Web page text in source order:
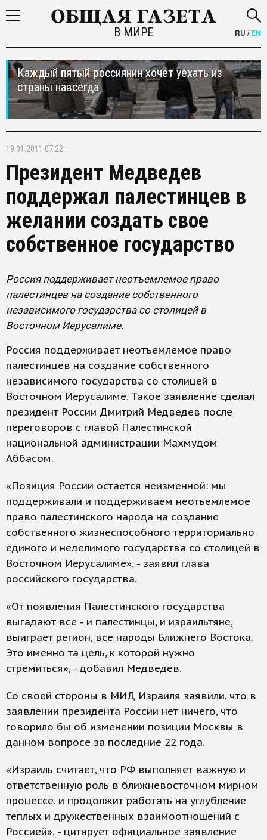
В МИРЕ RU /EN
Каждый пятый россиянин хочет уехать из
страны навсегда
19.01.2011 07:22
Президент Медведев
поддержал палестинцев в
желании создать свое
собственное государство
Россия поддерживает неотъемлемое право
палестинцев на создание собственного
независимого государства со столицей в
Восточном Иерусалиме.
Россия поддерживает неотъемлемое право
палестинцев на создание собственного
независимого государства со столицей в
Восточном Иерусалиме. Такое заявление сделал
президент России Дмитрий Медведев после
переговоров с главой Палестинской
национальной администрации Махмудом
Аббасом.
«Позиция России остается неизменной: мы
поддерживали и поддерживаем неотъемлемое
право палестинского народа на создание
собственного жизнеспособного территориально
единого и неделимого государства со столицей в
Восточном Иерусалиме», - заявил глава
российского государства.
«От появления Палестинского государства
выгадают все - и палестинцы, и израильтяне,
выиграет регион, все народы Ближнего Востока.
Это именно та цель, к которой нужно
стремиться», - добавил Медведев.
Со своей стороны в МИД Израиля заявили, что в
заявлении президента России нет ничего, что
говорило бы об изменении позиции Москвы в
данном вопросе за последние 22 года.
«Израиль считает, что РФ выполняет важную и
ответственную роль в ближневосточном мирном
процессе, и продолжит работать на углубление
теплых и дружественных взаимоотношений с
Россией», - цитирует официальное заявление